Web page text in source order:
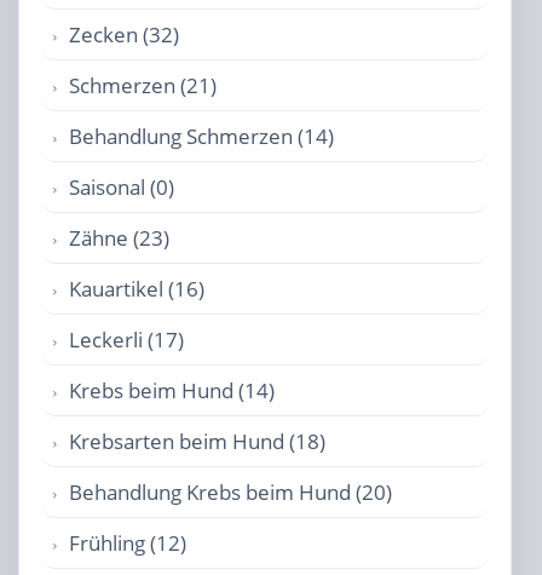
Zecken (32)
Schmerzen (21)
Behandlung Schmerzen (14)
Saisonal (0)
Zähne (23)
Kauartikel (16)
Leckerli (17)
Krebs beim Hund (14)
Krebsarten beim Hund (18)
Behandlung Krebs beim Hund (20)
Frühling (12)